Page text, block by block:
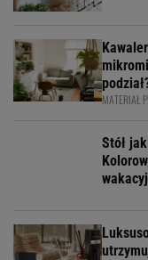
MATERIAŁ
Stół